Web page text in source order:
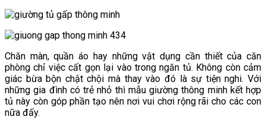
Chăn màn, quần áo hay những vật dụng cần thiết của căn
phòng chỉ việc cất gọn lại vào trong ngăn tủ. Không còn cảm
giác bừa bộn chật chội mà thay vào đó là sự tiện nghi. Với
những gia đình có trẻ nhỏ thì mẫu giường thông minh kết hợp
tủ này còn góp phần tạo nên nơi vui chơi rộng rãi cho các con
nữa đấy.